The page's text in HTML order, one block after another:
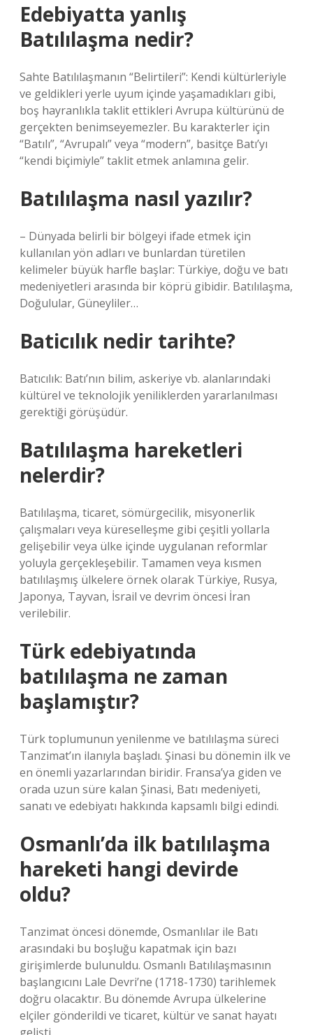
Edebiyatta yanlış
Batılılaşma nedir?
Sahte Batılılaşmanın “Belirtileri”: Kendi kültürleriyle
ve geldikleri yerle uyum içinde yaşamadıkları gibi,
boş hayranlıkla taklit ettikleri Avrupa kültürünü de
gerçekten benimseyemezler. Bu karakterler için
“Batılı”, “Avrupalı” veya “modern”, basitçe Batı’yı
“kendi biçimiyle” taklit etmek anlamına gelir.
Batılılaşma nasıl yazılır?
– Dünyada belirli bir bölgeyi ifade etmek için
kullanılan yön adları ve bunlardan türetilen
kelimeler büyük harfle başlar: Türkiye, doğu ve batı
medeniyetleri arasında bir köprü gibidir. Batılılaşma,
Doğulular, Güneyliler…
Baticılık nedir tarihte?
Batıcılık: Batı’nın bilim, askeriye vb. alanlarındaki
kültürel ve teknolojik yeniliklerden yararlanılması
gerektiği görüşüdür.
Batılılaşma hareketleri
nelerdir?
Batılılaşma, ticaret, sömürgecilik, misyonerlik
çalışmaları veya küreselleşme gibi çeşitli yollarla
gelişebilir veya ülke içinde uygulanan reformlar
yoluyla gerçekleşebilir. Tamamen veya kısmen
batılılaşmış ülkelere örnek olarak Türkiye, Rusya,
Japonya, Tayvan, İsrail ve devrim öncesi İran
verilebilir.
Türk edebiyatında
batılılaşma ne zaman
başlamıştır?
Türk toplumunun yenilenme ve batılılaşma süreci
Tanzimat’ın ilanıyla başladı. Şinasi bu dönemin ilk ve
en önemli yazarlarından biridir. Fransa’ya giden ve
orada uzun süre kalan Şinasi, Batı medeniyeti,
sanatı ve edebiyatı hakkında kapsamlı bilgi edindi.
Osmanlı’da ilk batılılaşma
hareketi hangi devirde
oldu?
Tanzimat öncesi dönemde, Osmanlılar ile Batı
arasındaki bu boşluğu kapatmak için bazı
girişimlerde bulunuldu. Osmanlı Batılılaşmasının
başlangıcını Lale Devri’ne (1718-1730) tarihlemek
doğru olacaktır. Bu dönemde Avrupa ülkelerine
elçiler gönderildi ve ticaret, kültür ve sanat hayatı